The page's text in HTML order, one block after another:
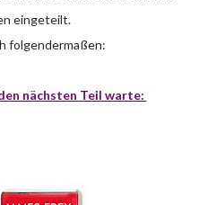
eingeteilt.
folgendermaßen:
nächsten Teil warte: